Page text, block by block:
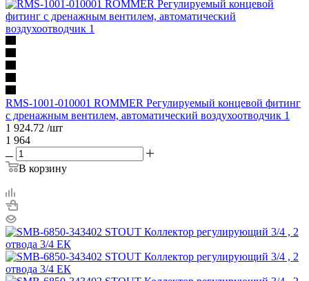
RMS-1001-010001 ROMMER Регулируемый концевой фитинг
с дренажным вентилем, автоматический воздухоотводчик 1
1 924.72 /шт
1 964
В корзину